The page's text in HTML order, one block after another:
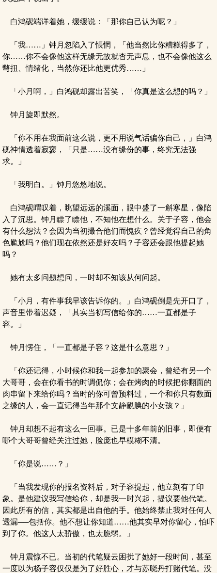
白鸿砚端详着她，缓缓说：「那你自己认为呢？」
「我……」钟月忽陷入了悵惘，「他当然比你糟糕得多了，
你……你不会像他这样无缘无故就杳无声息，也不会像他这么
彆扭、情绪化，当然你还比他更优秀……」
「小月啊，」白鸿砚却露出苦笑，「你真是这么想的吗？」
钟月旋即默然。
「你不用在我面前这么说，更不用说气话骗你自己，」白鸿
砚神情透着寂寥，「只是……没有缘份的事，终究无法强
求。」
「我明白。」钟月悠悠地说。
白鸿砚喟叹着，眺望远远的溪面，眼中盛了一斛寒星，像陷
入了沉思。钟月瞟了瞟他，不知他在想什么。关于子容，他会
有什么想法？会因为当初撮合他们而愧疚？曾经觉得自己的角
色尷尬吗？他们现在依然还是好友吗？子容还会跟他提起她
吗？
她有太多问题想问，一时却不知该从何问起。
「小月，有件事我早该告诉你的。」白鸿砚倒是先开口了，
声音里带着迟疑，「其实当初写信给你的……一直都是子
容。」
钟月愣住，「一直都是子容？这是什么意思？」
「你还记得，小时候你和我一起参加的聚会，曾经有另一个
大哥哥，会在你看书的时调侃你；会在烤肉的时候把你翻面的
肉串留下来给你吗？当时的你可曾预料过，一个和你只有数面
之缘的人，会一直记得当年那个文静靦腆的小女孩？」
钟月却想不起有这么一回事。已是十多年前的旧事，即便有
哪个大哥哥曾经关注过她，脸庞也早模糊不清。
「你是说……？」
「当我发现你的报名资料后，对子容提起，他立刻有了印
象。是他建议我写信给你，却是我一时兴起，提议要他代笔。
因此所有的信，其实都是出自他的手。他始终禁止我对任何人
透漏──包括你。他不想让你知道……他其实早对你留心，怕吓
到了你。他这人太骄傲，也太脆弱。」
钟月震惊不已。当初的代笔疑云困扰了她好一段时间，甚至
一度以为杨子容仅仅是为了好胜心，才与苏晓丹打赌代笔。没